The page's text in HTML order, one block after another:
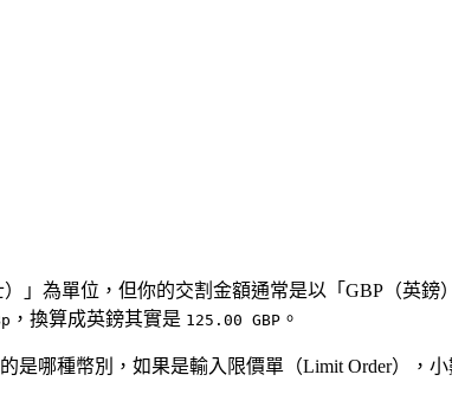
」為單位，但你的交割金額通常是以「GBP（英
，換算成英鎊其實是 125.00 GBP 。
是哪種幣別，如果是輸入限價單（Limit Order），